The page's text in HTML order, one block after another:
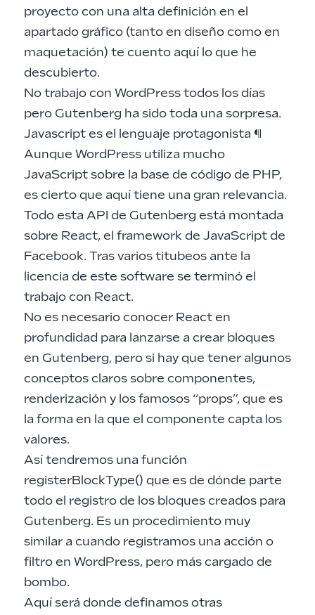
proyecto con una alta definición en el
apartado gráfico (tanto en diseño como en
maquetación) te cuento aquí lo que he
descubierto.
No trabajo con WordPress todos los días
pero Gutenberg ha sido toda una sorpresa.
Javascript es el lenguaje protagonista ¶
Aunque WordPress utiliza mucho
JavaScript sobre la base de código de PHP,
es cierto que aquí tiene una gran relevancia.
Todo esta API de Gutenberg está montada
sobre React, el framework de JavaScript de
Facebook. Tras varios titubeos ante la
licencia de este software se terminó el
trabajo con React.
No es necesario conocer React en
profundidad para lanzarse a crear bloques
en Gutenberg, pero si hay que tener algunos
conceptos claros sobre componentes,
renderización y los famosos “props”, que es
la forma en la que el componente capta los
valores.
Así tendremos una función
registerBlockType() que es de dónde parte
todo el registro de los bloques creados para
Gutenberg. Es un procedimiento muy
similar a cuando registramos una acción o
filtro en WordPress, pero más cargado de
bombo.
Aquí será donde definamos otras